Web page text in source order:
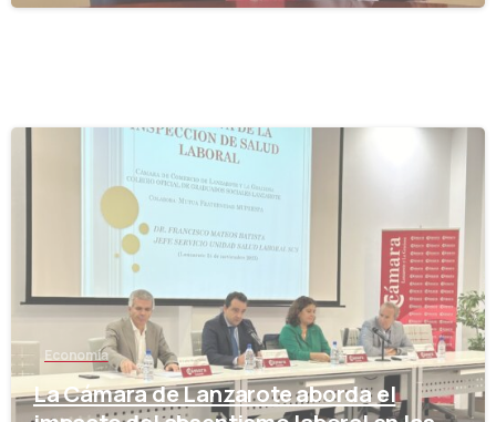
Economía
La Cámara de Lanzarote aborda el